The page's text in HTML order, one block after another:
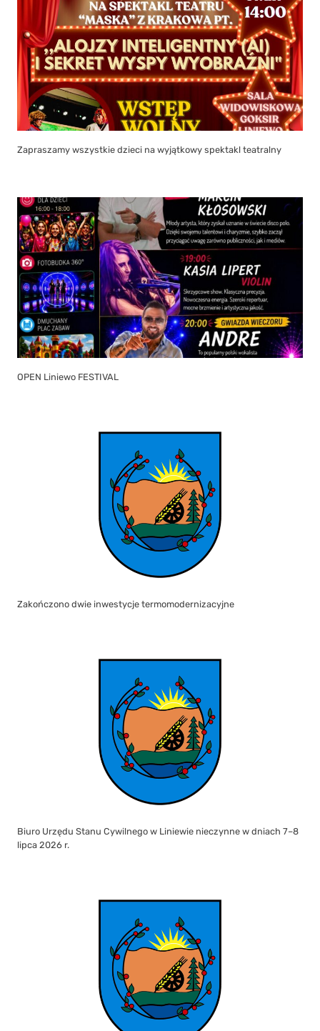
Zapraszamy wszystkie dzieci na wyjątkowy spektakl teatralny
OPEN Liniewo FESTIVAL
Zakończono dwie inwestycje termomodernizacyjne
Biuro Urzędu Stanu Cywilnego w Liniewie nieczynne w dniach 7–8
lipca 2026 r.